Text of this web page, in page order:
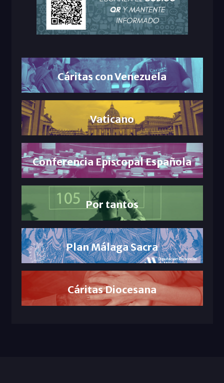
Cáritas con Venezuela
Vaticano
Conferencia Episcopal Española
Por tantos
Plan Málaga Sacra
Cáritas Diocesana